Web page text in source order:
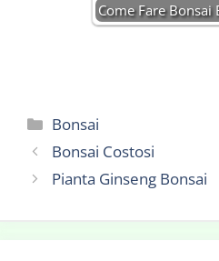
Come Fare Bonsai
Categorie
Bonsai
Bonsai Costosi
Pianta Ginseng Bonsai